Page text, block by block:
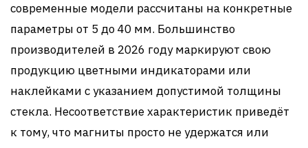
современные модели рассчитаны на конкретные
параметры от 5 до 40 мм. Большинство
производителей в 2026 году маркируют свою
продукцию цветными индикаторами или
наклейками с указанием допустимой толщины
стекла. Несоответствие характеристик приведёт
к тому, что магниты просто не удержатся или